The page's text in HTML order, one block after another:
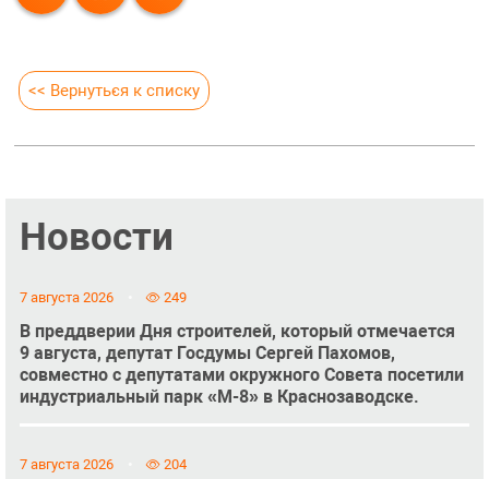
<< Вернуться к списку
Новости
7 августа 2026 249
В преддверии Дня строителей, который отмечается
9 августа, депутат Госдумы Сергей Пахомов,
совместно с депутатами окружного Совета посетили
индустриальный парк «М-8» в Краснозаводске.
7 августа 2026 204